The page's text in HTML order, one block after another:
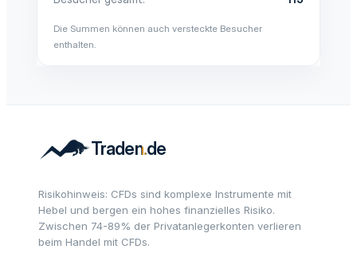
Die Summen können auch versteckte Besucher
enthalten.
Risikohinweis: CFDs sind komplexe Instrumente mit
Hebel und bergen ein hohes finanzielles Risiko.
Zwischen 74-89% der Privatanlegerkonten verlieren
beim Handel mit CFDs.